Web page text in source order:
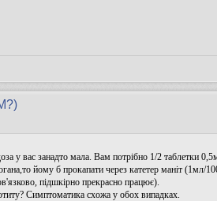
у вас занадто мала. Вам потрібно 1/2 таблетки
йому б прокапати через катетер маніт
підшкірно прекрасно працює).
Симптоматика схожа у обох випадках.